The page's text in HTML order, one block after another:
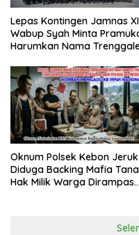
Lepas Kontingen Jamnas
Wabup Syah Minta
Harumkan Nama
Oknum Polsek Kebon Jeruk
Diduga Backing Mafia
Hak Milik Warga Dirampas